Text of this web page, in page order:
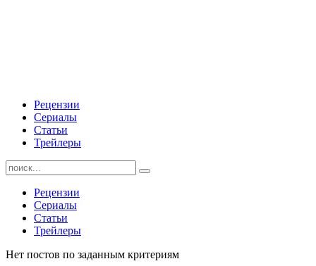
Рецензии
Сериалы
Статьи
Трейлеры
Найти:
Рецензии
Сериалы
Статьи
Трейлеры
Нет постов по заданным критериям